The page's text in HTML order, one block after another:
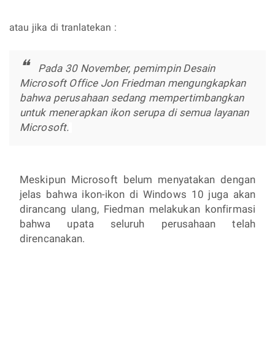
atau jika di tranlatekan :
Pada 30 November, pemimpin Desain
Microsoft Office Jon Friedman mengungkapkan
bahwa perusahaan sedang mempertimbangkan
untuk menerapkan ikon serupa di semua layanan
Microsoft.
Meskipun Microsoft belum menyatakan dengan
jelas bahwa ikon-ikon di Windows 10 juga akan
dirancang ulang, Fiedman melakukan konfirmasi
bahwa upata seluruh perusahaan telah
direncanakan.